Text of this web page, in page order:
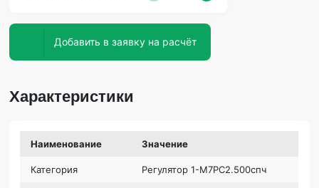
Добавить в заявку на расчёт
Характеристики
Наименование Значение
Категория Регулятор 1-М7РС2.500спч